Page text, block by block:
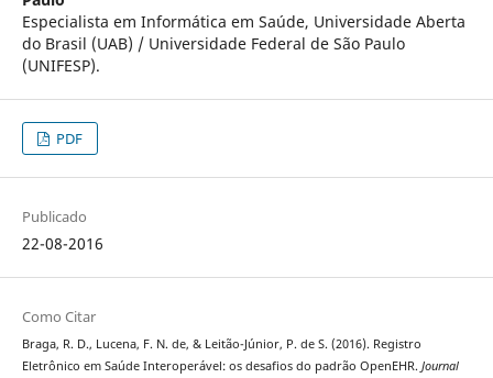
Especialista em Informática em Saúde, Universidade Aberta
do Brasil (UAB) / Universidade Federal de São Paulo
(UNIFESP).
PDF
Publicado
22-08-2016
Como Citar
Braga, R. D., Lucena, F. N. de, & Leitão-Júnior, P. de S. (2016). Registro
Eletrônico em Saúde Interoperável: os desafios do padrão OpenEHR. Journal